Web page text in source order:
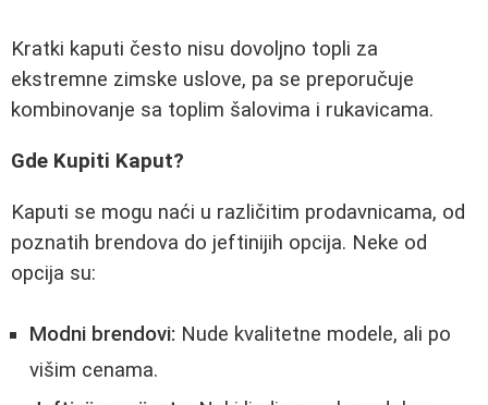
Kratki kaputi često nisu dovoljno topli za
ekstremne zimske uslove, pa se preporučuje
kombinovanje sa toplim šalovima i rukavicama.
Gde Kupiti Kaput?
Kaputi se mogu naći u različitim prodavnicama, od
poznatih brendova do jeftinijih opcija. Neke od
opcija su:
Modni brendovi: Nude kvalitetne modele, ali po
višim cenama.